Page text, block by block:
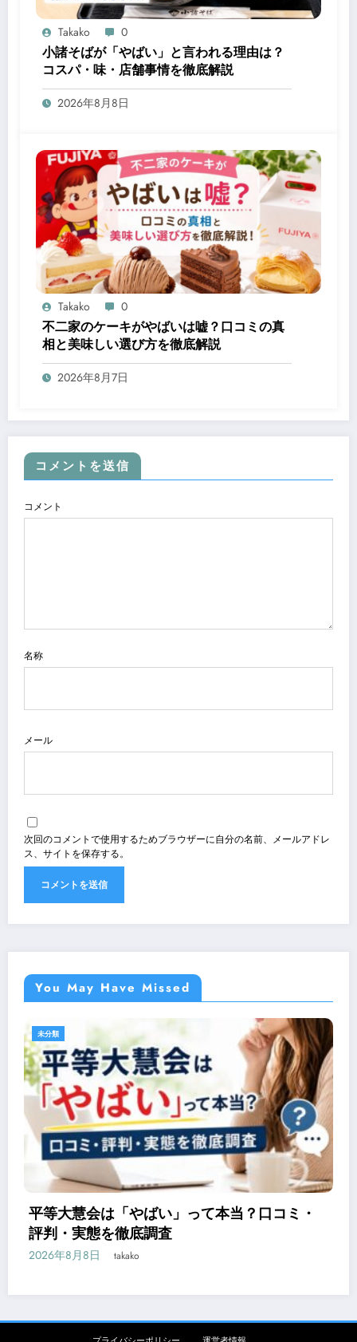
Takako 0
小諸そばが「やばい」と言われる理由は？
コスパ・味・店舗事情を徹底解説
2026年8月8日
Takako 0
不二家のケーキがやばいは嘘？口コミの真
相と美味しい選び方を徹底解説
2026年8月7日
コメントを送信
コメント
名称
メール
次回のコメントで使用するためブラウザーに自分の名前、メールアドレ
ス、サイトを保存する。
You May Have Missed
未分類
平等大慧会は「やばい」って本当？口コミ・
評判・実態を徹底調査
2026年8月8日 takako